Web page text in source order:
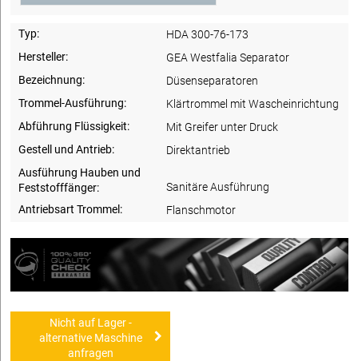
Typ:
HDA 300-76-173
Hersteller:
GEA Westfalia Separator
Bezeichnung:
Düsenseparatoren
Trommel-Ausführung:
Klärtrommel mit Wascheinrichtung
Abführung Flüssigkeit:
Mit Greifer unter Druck
Gestell und Antrieb:
Direktantrieb
Ausführung Hauben und
Feststofffänger:
Sanitäre Ausführung
Antriebsart Trommel:
Flanschmotor
Nicht auf Lager -
alternative Maschine
anfragen